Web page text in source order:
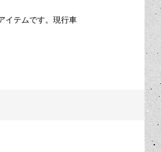
イテムです。現行車